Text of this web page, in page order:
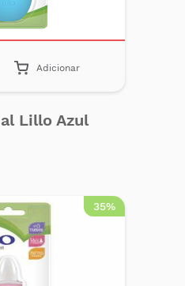
Adicionar
Lillo Azul
35%